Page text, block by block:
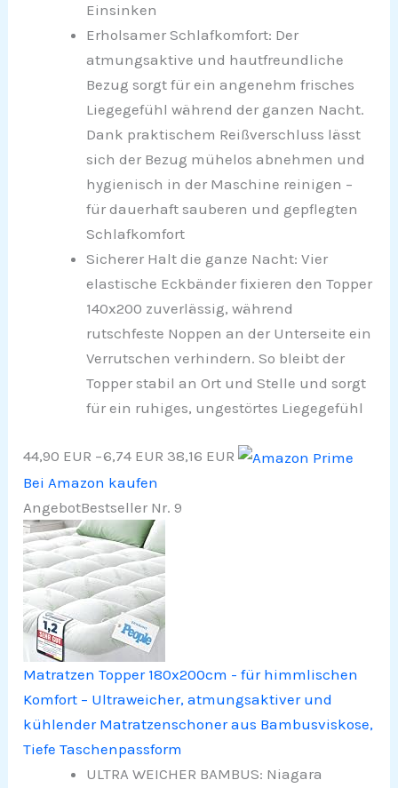
Einsinken
Erholsamer Schlafkomfort: Der
atmungsaktive und hautfreundliche
Bezug sorgt für ein angenehm frisches
Liegegefühl während der ganzen Nacht.
Dank praktischem Reißverschluss lässt
sich der Bezug mühelos abnehmen und
hygienisch in der Maschine reinigen –
für dauerhaft sauberen und gepflegten
Schlafkomfort
Sicherer Halt die ganze Nacht: Vier
elastische Eckbänder fixieren den Topper
140x200 zuverlässig, während
rutschfeste Noppen an der Unterseite ein
Verrutschen verhindern. So bleibt der
Topper stabil an Ort und Stelle und sorgt
für ein ruhiges, ungestörtes Liegegefühl
44,90 EUR −6,74 EUR 38,16 EUR
Bei Amazon kaufen
AngebotBestseller Nr. 9
Matratzen Topper 180x200cm - für himmlischen
Komfort – Ultraweicher, atmungsaktiver und
kühlender Matratzenschoner aus Bambusviskose,
Tiefe Taschenpassform
ULTRA WEICHER BAMBUS: Niagara